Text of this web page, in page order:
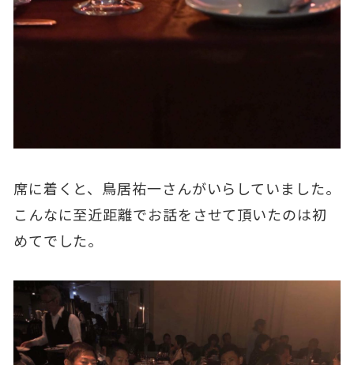
席に着くと、鳥居祐一さんがいらしていました。
こんなに至近距離でお話をさせて頂いたのは初
めてでした。